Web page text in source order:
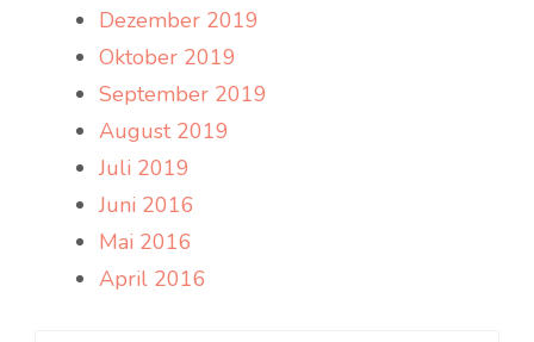
Dezember 2019
Oktober 2019
September 2019
August 2019
Juli 2019
Juni 2016
Mai 2016
April 2016